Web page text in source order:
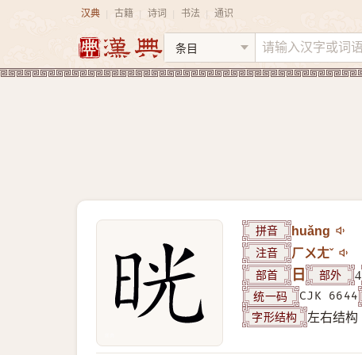
汉典 古籍 诗词 书法 通识
拼音 huǎng
注音 ㄏㄨㄤˇ
部首 日 部外 4
统一码 CJK 6644
字形结构 左右结构